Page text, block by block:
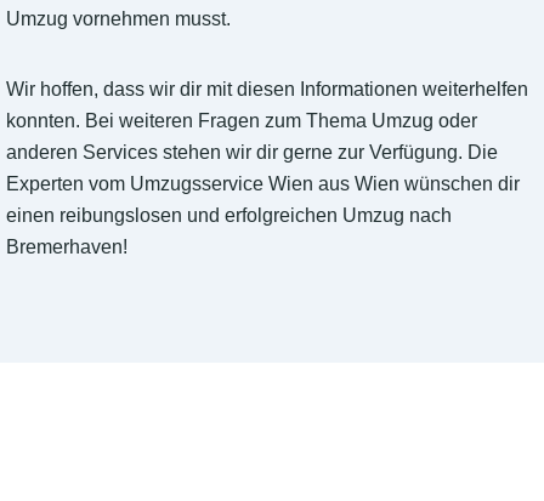
Umzug vornehmen musst.
Wir hoffen, dass wir dir mit diesen Informationen weiterhelfen
konnten. Bei weiteren Fragen zum Thema Umzug oder
anderen Services stehen wir dir gerne zur Verfügung. Die
Experten vom Umzugsservice Wien aus Wien wünschen dir
einen reibungslosen und erfolgreichen Umzug nach
Bremerhaven!